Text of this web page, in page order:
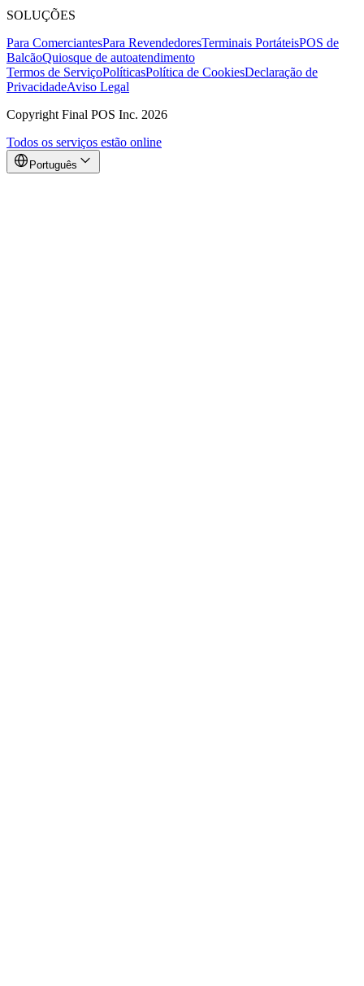
SOLUÇÕES
Para ComerciantesPara RevendedoresTerminais PortáteisPOS de
BalcãoQuiosque de autoatendimento
Termos de ServiçoPolíticasPolítica de CookiesDeclaração de
PrivacidadeAviso Legal
Copyright Final POS Inc. 2026
Todos os serviços estão online
Português